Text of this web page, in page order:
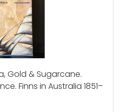
Gold & Sugarcane.
Finns in Australia 1851–